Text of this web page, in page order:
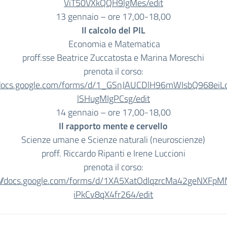
ViT50VXkQQH9lgMes/edit
13 gennaio – ore 17,00-18,00
Il calcolo del PIL
Economia e Matematica
proff.sse Beatrice Zuccatosta e Marina Moreschi
prenota il corso:
forms/d/1_
lSHugMIgPCsg/edit
14 gennaio – ore 17,00-18,00
Il rapporto mente e cervello
Scienze umane e Scienze naturali (neuroscienze)
proff. Riccardo Ripanti e Irene Luccioni
prenota il corso:
docs.google.com/forms/d/
iPkCv8qX4fr264/edit